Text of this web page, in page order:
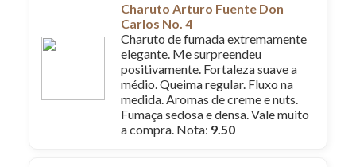
Charuto Arturo Fuente Don
Carlos No. 4
Charuto de fumada extremamente
elegante. Me surpreendeu
positivamente. Fortaleza suave a
médio. Queima regular. Fluxo na
medida. Aromas de creme e nuts.
Fumaça sedosa e densa. Vale muito
a compra. Nota: 9.50